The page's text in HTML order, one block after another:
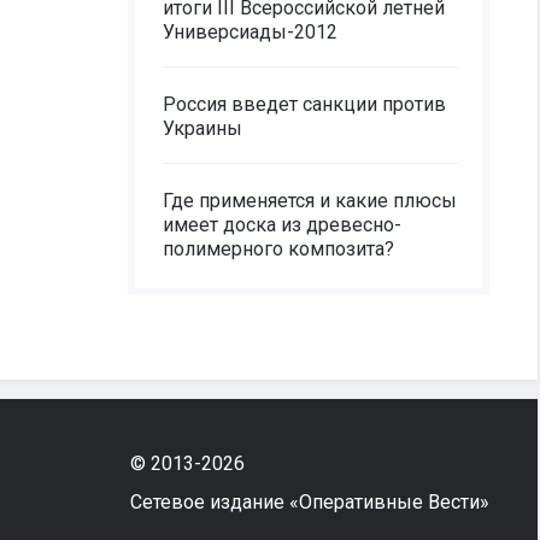
итоги III Всероссийской летней
Универсиады-2012
Россия введет санкции против
Украины
Где применяется и какие плюсы
имеет доска из древесно-
полимерного композита?
© 2013-2026
Сетевое издание «Оперативные Вести»